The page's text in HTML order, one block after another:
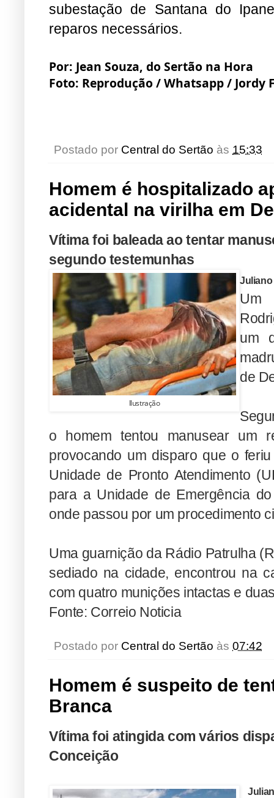
subestação de Santana do
reparos necessários.
Por: Jean Souza, do Sertão na Hora
Foto: Reprodução / Whatsapp / Jordy
Postado por Central do Sertão às 15:33
Homem é hospitalizado
acidental na virilha em
Vítima foi baleada ao tentar
segundo testemunhas
Ilustração
Um
um
de
o homem tentou manusear um
provocando um disparo que o
Unidade de Pronto Atendimento
para a Unidade de Emergência
onde passou por um procedimento
Uma guarnição da Rádio Patrulha
sediado na cidade, encontrou na
com quatro munições intactas e
Fonte: Correio Noticia
Postado por Central do Sertão às 07:42
Homem é suspeito de
Branca
Vítima foi atingida com vários
Conceição